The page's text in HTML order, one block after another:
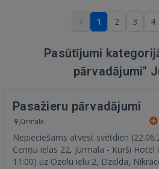
1 2 3 4
Pasūtījumi
pārvadājumi"
Pasažieru pārvadājumi
Jūrmala
Nepieciešams atvest svētdien
Ceriņu ielas 22, Jūrmala - Kurši Hotel
11:00) uz Ozolu ielu 2, Dzelda,